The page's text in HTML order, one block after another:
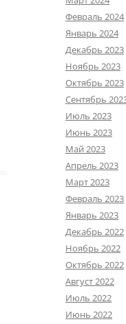
Февраль 2024
Январь 2024
Декабрь 2023
Ноябрь 2023
Октябрь 2023
Сентябрь
Июль 2023
Июнь 2023
Май 2023
Апрель 2023
Март 2023
Февраль 2023
Январь 2023
Декабрь 2022
Ноябрь 2022
Октябрь 2022
Август 2022
Июль 2022
Июнь 2022